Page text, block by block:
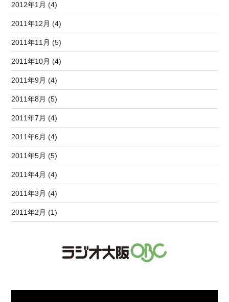
2012年1月 (4)
2011年12月 (4)
2011年11月 (5)
2011年10月 (4)
2011年9月 (4)
2011年8月 (5)
2011年7月 (4)
2011年6月 (4)
2011年5月 (5)
2011年4月 (4)
2011年3月 (4)
2011年2月 (1)